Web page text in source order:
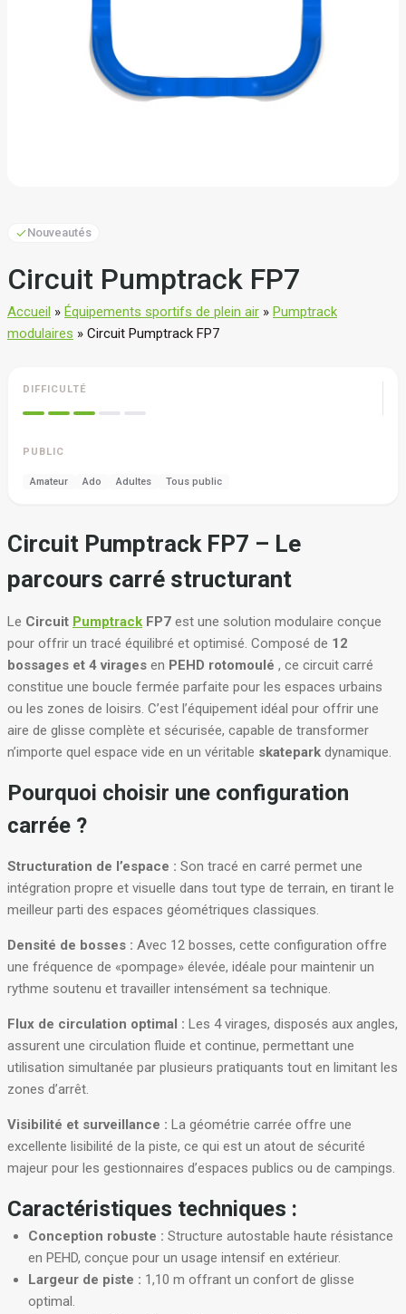
Nouveautés
Circuit Pumptrack FP7
Accueil » Équipements sportifs de plein air » Pumptrack
modulaires » Circuit Pumptrack FP7
DIFFICULTÉ
PUBLIC
Amateur Ado Adultes Tous public
Circuit Pumptrack FP7 – Le
parcours carré structurant
Le Circuit Pumptrack FP7 est une solution modulaire conçue
pour offrir un tracé équilibré et optimisé. Composé de 12
bossages et 4 virages en PEHD rotomoulé , ce circuit carré
constitue une boucle fermée parfaite pour les espaces urbains
ou les zones de loisirs. C’est l’équipement idéal pour offrir une
aire de glisse complète et sécurisée, capable de transformer
n’importe quel espace vide en un véritable skatepark dynamique.
Pourquoi choisir une configuration
carrée ?
Structuration de l’espace : Son tracé en carré permet une
intégration propre et visuelle dans tout type de terrain, en tirant le
meilleur parti des espaces géométriques classiques.
Densité de bosses : Avec 12 bosses, cette configuration offre
une fréquence de «pompage» élevée, idéale pour maintenir un
rythme soutenu et travailler intensément sa technique.
Flux de circulation optimal : Les 4 virages, disposés aux angles,
assurent une circulation fluide et continue, permettant une
utilisation simultanée par plusieurs pratiquants tout en limitant les
zones d’arrêt.
Visibilité et surveillance : La géométrie carrée offre une
excellente lisibilité de la piste, ce qui est un atout de sécurité
majeur pour les gestionnaires d’espaces publics ou de campings.
Caractéristiques techniques :
Conception robuste : Structure autostable haute résistance
en PEHD, conçue pour un usage intensif en extérieur.
Largeur de piste : 1,10 m offrant un confort de glisse
optimal.